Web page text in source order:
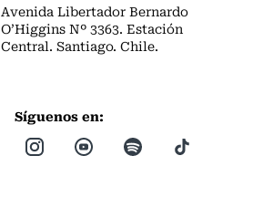
Avenida Libertador Bernardo
O’Higgins Nº 3363. Estación
Central. Santiago. Chile.
Síguenos en: